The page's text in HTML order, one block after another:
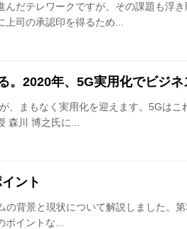
だテレワークですが、その課題も浮
司の承認印を得るため...
。2020年、5G実用化でビジ
、まもなく実用化を迎えます。5Gは
森川 博之氏に...
ント
背景と現状について解説しました。
イントな...